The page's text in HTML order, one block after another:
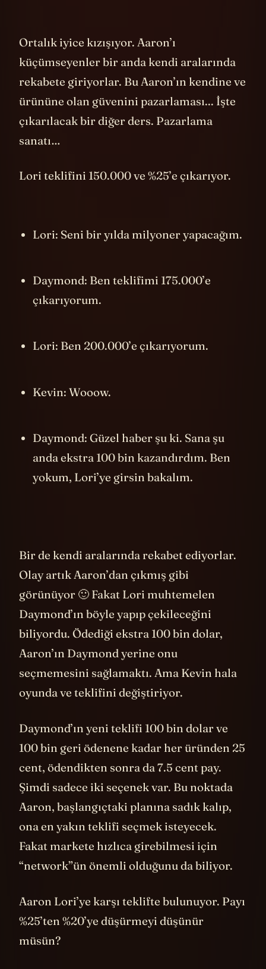
Ortalık iyice kızışıyor. Aaron’ı
küçümseyenler bir anda kendi aralarında
rekabete giriyorlar. Bu Aaron’ın kendine ve
ürününe olan güvenini pazarlaması... İşte
çıkarılacak bir diğer ders. Pazarlama
Daymond: Ben teklifimi 175.000’e
Daymond: Güzel haber şu ki. Sana şu
anda ekstra 100 bin kazandırdım. Ben
Bir de kendi aralarında rekabet ediyorlar.
Olay artık Aaron’dan çıkmış gibi
görünüyor 🙂 Fakat Lori muhtemelen
Daymond’ın böyle yapıp çekileceğini
biliyordu. Ödediği ekstra 100 bin dolar,
Aaron’ın Daymond yerine onu
seçmemesini sağlamaktı. Ama Kevin hala
Daymond’ın yeni teklifi 100 bin dolar ve
100 bin geri ödenene kadar her üründen 25
cent, ödendikten sonra da 7.5 cent pay.
Şimdi sadece iki seçenek var. Bu noktada
Aaron, başlangıçtaki planına sadık kalıp,
ona en yakın teklifi seçmek isteyecek.
Fakat markete hızlıca girebilmesi için
Aaron Lori’ye karşı teklifte bulunuyor. Payı
%25’ten %20’ye düşürmeyi düşünür